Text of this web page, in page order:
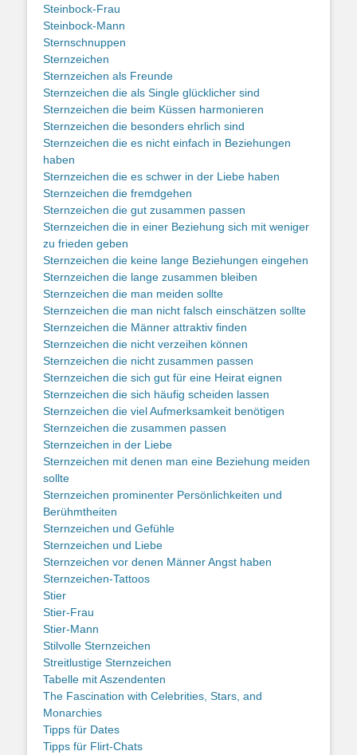
Steinbock-Frau
Steinbock-Mann
Sternschnuppen
Sternzeichen
Sternzeichen als Freunde
Sternzeichen die als Single glücklicher sind
Sternzeichen die beim Küssen harmonieren
Sternzeichen die besonders ehrlich sind
Sternzeichen die es nicht einfach in Beziehungen
haben
Sternzeichen die es schwer in der Liebe haben
Sternzeichen die fremdgehen
Sternzeichen die gut zusammen passen
Sternzeichen die in einer Beziehung sich mit weniger
zu frieden geben
Sternzeichen die keine lange Beziehungen eingehen
Sternzeichen die lange zusammen bleiben
Sternzeichen die man meiden sollte
Sternzeichen die man nicht falsch einschätzen sollte
Sternzeichen die Männer attraktiv finden
Sternzeichen die nicht verzeihen können
Sternzeichen die nicht zusammen passen
Sternzeichen die sich gut für eine Heirat eignen
Sternzeichen die sich häufig scheiden lassen
Sternzeichen die viel Aufmerksamkeit benötigen
Sternzeichen die zusammen passen
Sternzeichen in der Liebe
Sternzeichen mit denen man eine Beziehung meiden
sollte
Sternzeichen prominenter Persönlichkeiten und
Berühmtheiten
Sternzeichen und Gefühle
Sternzeichen und Liebe
Sternzeichen vor denen Männer Angst haben
Sternzeichen-Tattoos
Stier
Stier-Frau
Stier-Mann
Stilvolle Sternzeichen
Streitlustige Sternzeichen
Tabelle mit Aszendenten
The Fascination with Celebrities, Stars, and
Monarchies
Tipps für Dates
Tipps für Flirt-Chats